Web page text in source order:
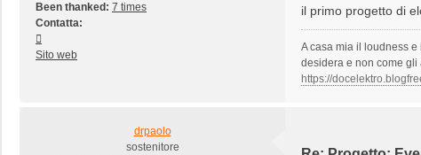
Been thanked: 7 times
Contatta:
docelektro
Sito web
il primo progetto di
A casa mia il loudness
desidera e non come gli
https://
drpaolo
sostenitore